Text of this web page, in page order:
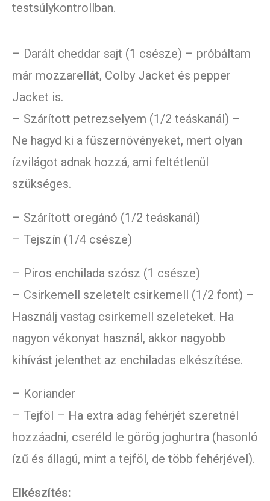
testsúlykontrollban.
– Darált cheddar sajt (1 csésze) – próbáltam
már mozzarellát, Colby Jacket és pepper
Jacket is.
– Szárított petrezselyem (1/2 teáskanál) –
Ne hagyd ki a fűszernövényeket, mert olyan
ízvilágot adnak hozzá, ami feltétlenül
szükséges.
– Szárított oregánó (1/2 teáskanál)
– Tejszín (1/4 csésze)
– Piros enchilada szósz (1 csésze)
– Csirkemell szeletelt csirkemell (1/2 font) –
Használj vastag csirkemell szeleteket. Ha
nagyon vékonyat használ, akkor nagyobb
kihívást jelenthet az enchiladas elkészítése.
– Koriander
– Tejföl – Ha extra adag fehérjét szeretnél
hozzáadni, cseréld le görög joghurtra (hasonló
ízű és állagú, mint a tejföl, de több fehérjével).
Elkészítés: